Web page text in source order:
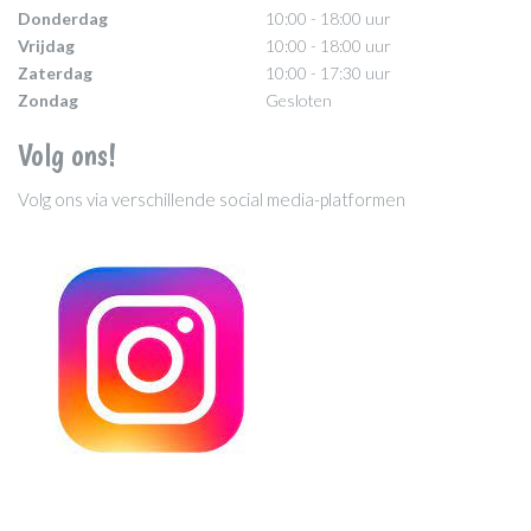
Donderdag
10:00 - 18:00 uur
Vrijdag
10:00 - 18:00 uur
Zaterdag
10:00 - 17:30 uur
Zondag
Gesloten
Volg ons!
Volg ons via verschillende social media-platformen